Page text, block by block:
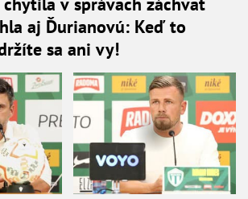
aj Ďurianovú: Keď to
sa ani vy!